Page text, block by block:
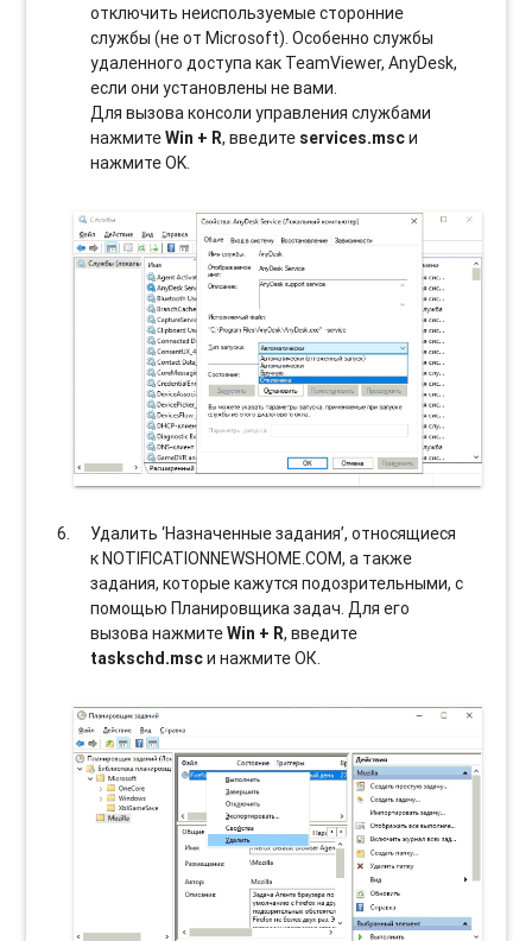
отключить неиспользуемые сторонние
службы (не от Microsoft). Особенно службы
удаленного доступа как TeamViewer, AnyDesk,
если они установлены не вами.
Для вызова консоли управления службами
нажмитеWin + R, введите services.mscи
нажмите OK.
Удалить ‘Назначенные задания’, относящиеся
к NOTIFICATIONNEWSHOME.COM, а также
задания, которые кажутся подозрительными, с
помощью Планировщика задач. Для его
вызова нажмитеWin + R, введите
taskschd.mscи нажмите ОК.